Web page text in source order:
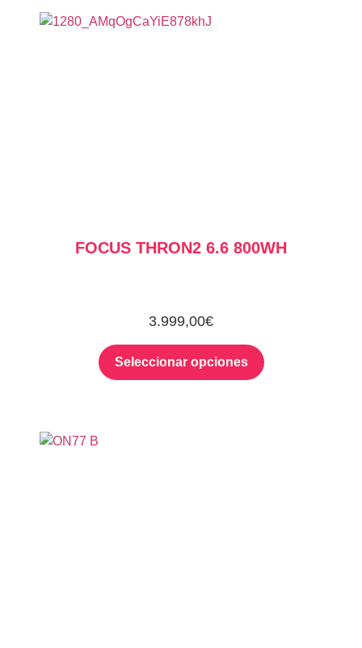
FOCUS THRON2 6.6 800WH
3.999,00€
Seleccionar opciones